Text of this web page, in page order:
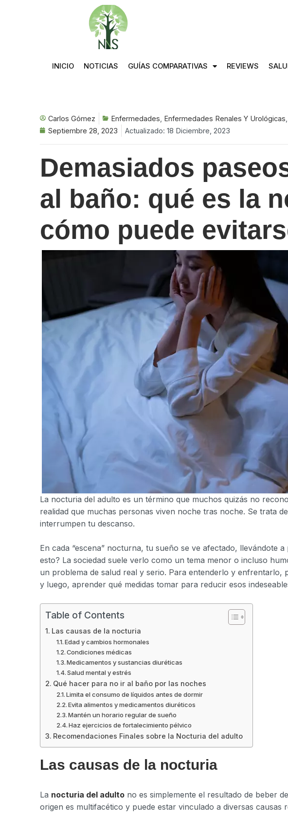
INICIO NOTICIAS GUÍAS COMPARATIVAS REVIEWS
Carlos Gómez Enfermedades Enfermedades Renales Y Urológicas
Septiembre 28, 2023
Actualizado: 18 Diciembre, 2023
Demasiados
al baño: qué es la
cómo puede
La nocturia del adulto es un término que muchos quizás no
realidad que muchas personas viven noche tras noche. Se trata
interrumpen tu descanso.
En cada “escena” nocturna, tu sueño se ve afectado, llevándote
esto? La sociedad suele verlo como un tema menor o incluso
un problema de salud real y serio. Para entenderlo y enfrentarlo,
y luego, aprender qué medidas tomar para reducir esos
Table of Contents
Las causas de la nocturia
Edad y cambios hormonales
Condiciones médicas
Medicamentos y sustancias diuréticas
Salud mental y estrés
Qué hacer para no ir al baño por las noches
Limita el consumo de líquidos antes de dormir
Evita alimentos y medicamentos diuréticos
Mantén un horario regular de sueño
Haz ejercicios de fortalecimiento pélvico
Recomendaciones Finales sobre la Nocturia del adulto
Las causas de la nocturia
La nocturia del adulto no es simplemente el resultado de beber
origen es multifacético y puede estar vinculado a diversas causas